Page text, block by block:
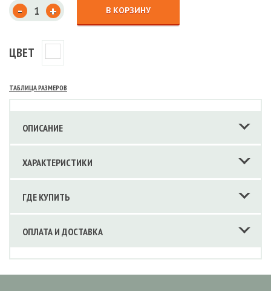
- + В КОРЗИНУ
ЦВЕТ
ТАБЛИЦА РАЗМЕРОВ
ОПИСАНИЕ
ХАРАКТЕРИСТИКИ
ГДЕ КУПИТЬ
ОПЛАТА И ДОСТАВКА